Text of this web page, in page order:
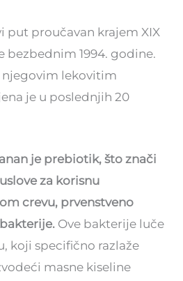
put proučavan krajem XIX
bezbednim 1994. godine.
njegovim lekovitim
je u poslednjih 20
je prebiotik, što znači
za korisnu
crevu, prvenstveno
Ove bakterije luče
koji specifično razlaže
masne kiseline